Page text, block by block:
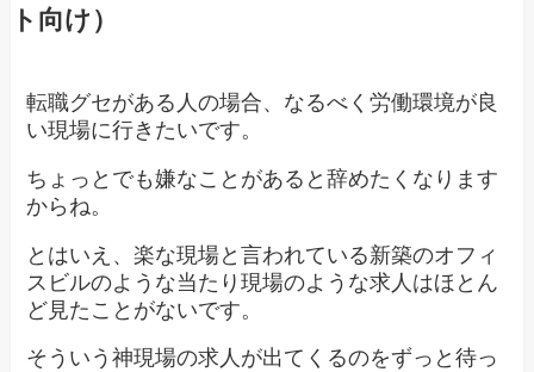
ト向け）
転職グセがある人の場合、なるべく労働環境が良
い現場に行きたいです。
ちょっとでも嫌なことがあると辞めたくなります
からね。
とはいえ、楽な現場と言われている新築のオフィ
スビルのような当たり現場のような求人はほとん
ど見たことがないです。
そういう神現場の求人が出てくるのをずっと待っ